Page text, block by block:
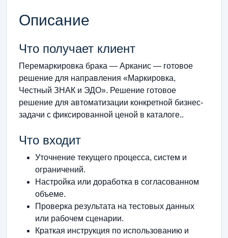
Описание
Что получает клиент
Перемаркировка брака — Арканис — готовое
решение для направления «Маркировка,
Честный ЗНАК и ЭДО». Решение готовое
решение для автоматизации конкретной бизнес-
задачи с фиксированной ценой в каталоге..
Что входит
Уточнение текущего процесса, систем и
ограничений.
Настройка или доработка в согласованном
объеме.
Проверка результата на тестовых данных
или рабочем сценарии.
Краткая инструкция по использованию и